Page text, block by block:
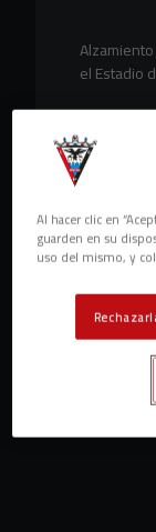
el Estadio
Al hacer clic en
guarden en su
uso del mismo, y